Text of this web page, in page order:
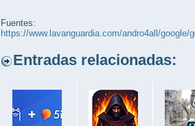
Fuentes:
https://www.lavanguardia.com/andro4all/
Entradas relacionadas: